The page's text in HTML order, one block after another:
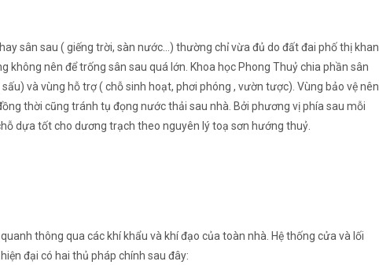
sân sau ( giếng trời, sàn nước…) thường chỉ vừa đủ do đất đai phố thị khan
nên để trống sân sau quá lớn. Khoa học Phong Thuỷ chia phần sân
và vùng hỗ trợ ( chỗ sinh hoạt, phơi phóng , vườn tược). Vùng bảo vệ nên
thời cũng tránh tụ đọng nước thải sau nhà. Bởi phương vị phía sau mỗi
dựa tốt cho dương trạch theo nguyên lý toạ sơn hướng thuỷ.
thông qua các khí khẩu và khí đạo của toàn nhà. Hệ thống cửa và lối
đại có hai thủ pháp chính sau đây: